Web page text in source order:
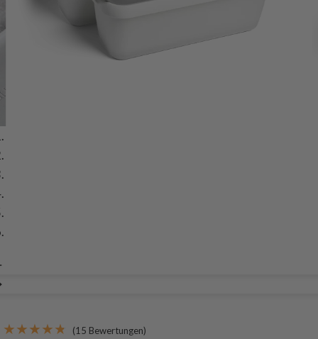
(15 Bewertungen)